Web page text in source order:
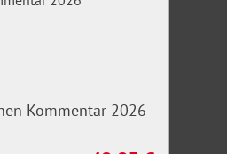
Kommentar 2026